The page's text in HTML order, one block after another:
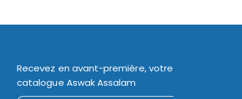
Recevez en avant-première, votre
catalogue Aswak Assalam